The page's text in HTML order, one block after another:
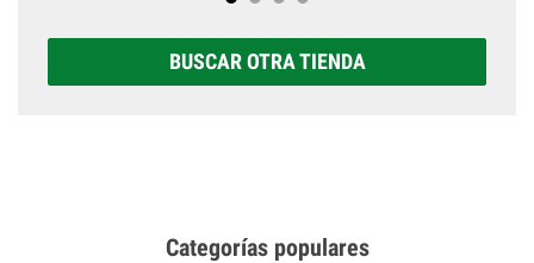
BUSCAR OTRA TIENDA
Categorías populares